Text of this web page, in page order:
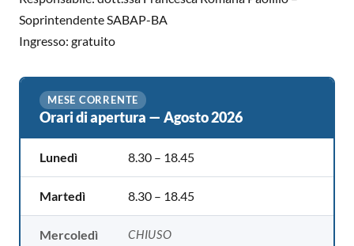
Soprintendente SABAP-BA
Ingresso: gratuito
MESE CORRENTE
Orari di apertura — Agosto 2026
Lunedì 8.30 – 18.45
Martedì 8.30 – 18.45
Mercoledì CHIUSO